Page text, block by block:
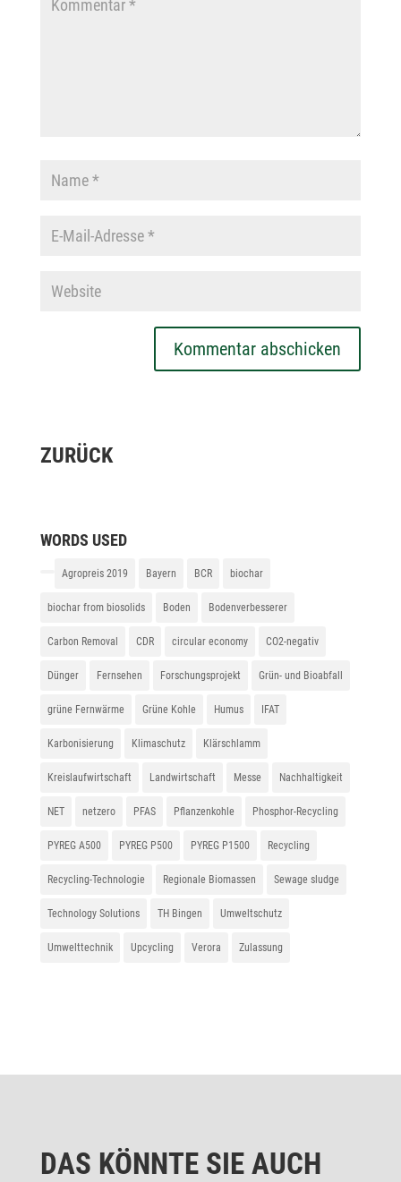
Kommentar abschicken
ZURÜCK
WORDS USED
Agropreis 2019 Bayern BCR biochar
biochar from biosolids Boden Bodenverbesserer
Carbon Removal CDR circular economy CO2-negativ
Dünger Fernsehen Forschungsprojekt Grün- und Bioabfall
grüne Fernwärme Grüne Kohle Humus IFAT
Karbonisierung Klimaschutz Klärschlamm
Kreislaufwirtschaft Landwirtschaft Messe Nachhaltigkeit
NET netzero PFAS Pflanzenkohle Phosphor-Recycling
PYREG A500 PYREG P500 PYREG P1500 Recycling
Recycling-Technologie Regionale Biomassen Sewage sludge
Technology Solutions TH Bingen Umweltschutz
Umwelttechnik Upcycling Verora Zulassung
DAS KÖNNTE SIE AUCH